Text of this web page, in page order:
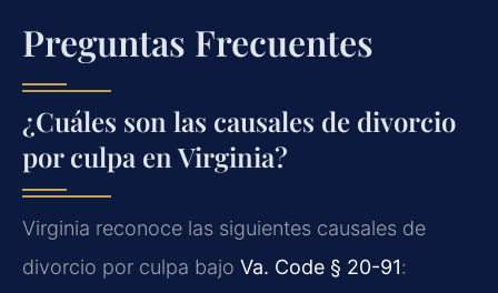
Preguntas Frecuentes
¿Cuáles son las causales de divorcio
por culpa en Virginia?
Virginia reconoce las siguientes causales de
divorcio por culpa bajo Va. Code § 20-91: